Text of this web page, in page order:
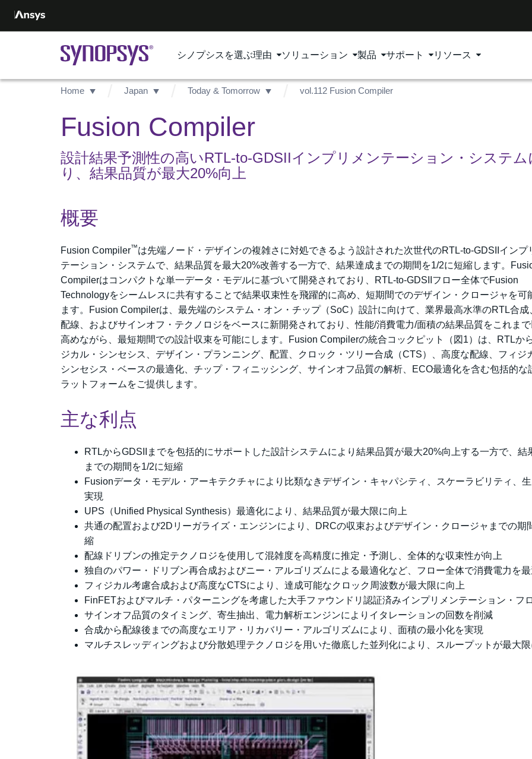
シノプシスを選ぶ理由 ソリューション 製品 サポート リソース
Home Japan Today & Tomorrow vol.112 Fusion Compiler
Fusion Compiler
設計結果予測性の高いRTL-to-GDSIIインプリメンテーション・システム
り、結果品質が最大20%向上
概要
Fusion Compiler™は先端ノード・デザインの複雑さに対処できるよう設計された次世代のRTL-to-GDSIIインプ
テーション・システムで、結果品質を最大20%改善する一方で、結果達成までの期間を1/2に短縮します。
Compilerはコンパクトな単一データ・モデルに基づいて開発されており、RTL-to-GDSIIフロー全体でFusion
Technologyをシームレスに共有することで結果収束性を飛躍的に高め、短期間でのデザイン・クロージャを可
ます。Fusion Compilerは、最先端のシステム・オン・チップ（SoC）設計に向けて、業界最高水準のRTL合成
配線、およびサインオフ・テクノロジをベースに新開発されており、性能/消費電力/面積の結果品質をこれま
高めながら、最短期間での設計収束を可能にします。Fusion Compilerの統合コックピット（図1）は、RTLか
ジカル・シンセシス、デザイン・プランニング、配置、クロック・ツリー合成（CTS）、高度な配線、フィジ
シンセシス・ベースの最適化、チップ・フィニッシング、サインオフ品質の解析、ECO最適化を含む包括的な
ラットフォームをご提供します。
主な利点
RTLからGDSIIまでを包括的にサポートした設計システムにより結果品質が最大20%向上する一方で、結
までの期間を1/2に短縮
Fusionデータ・モデル・アーキテクチャにより比類なきデザイン・キャパシティ、スケーラビリティ、
実現
UPS（Unified Physical Synthesis）最適化により、結果品質が最大限に向上
共通の配置および2Dリーガライズ・エンジンにより、DRCの収束およびデザイン・クロージャまでの期
縮
配線ドリブンの推定テクノロジを使用して混雑度を高精度に推定・予測し、全体的な収束性が向上
独自のパワー・ドリブン再合成およびニー・アルゴリズムによる最適化など、フロー全体で消費電力を
フィジカル考慮合成および高度なCTSにより、達成可能なクロック周波数が最大限に向上
FinFETおよびマルチ・パターニングを考慮した大手ファウンドリ認証済みインプリメンテーション・フ
サインオフ品質のタイミング、寄生抽出、電力解析エンジンによりイタレーションの回数を削減
合成から配線後までの高度なエリア・リカバリー・アルゴリズムにより、面積の最小化を実現
マルチスレッディングおよび分散処理テクノロジを用いた徹底した並列化により、スループットが最大